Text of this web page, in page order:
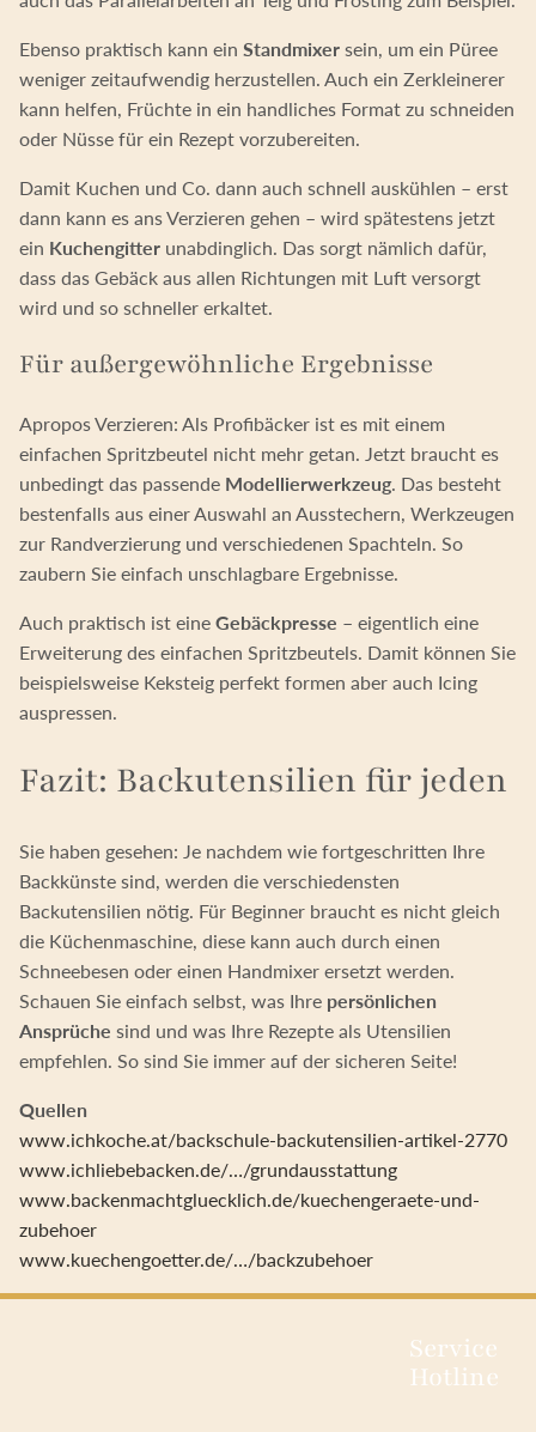
Ebenso praktisch kann ein Standmixer sein, um ein Püree
weniger zeitaufwendig herzustellen. Auch ein Zerkleinerer
kann helfen, Früchte in ein handliches Format zu schneiden
oder Nüsse für ein Rezept vorzubereiten.
Damit Kuchen und Co. dann auch schnell auskühlen – erst
dann kann es ans Verzieren gehen – wird spätestens jetzt
ein Kuchengitter unabdinglich. Das sorgt nämlich dafür,
dass das Gebäck aus allen Richtungen mit Luft versorgt
wird und so schneller erkaltet.
Für außergewöhnliche Ergebnisse
Apropos Verzieren: Als Profibäcker ist es mit einem
einfachen Spritzbeutel nicht mehr getan. Jetzt braucht es
unbedingt das passende Modellierwerkzeug. Das besteht
bestenfalls aus einer Auswahl an Ausstechern, Werkzeugen
zur Randverzierung und verschiedenen Spachteln. So
zaubern Sie einfach unschlagbare Ergebnisse.
Auch praktisch ist eine Gebäckpresse – eigentlich eine
Erweiterung des einfachen Spritzbeutels. Damit können Sie
beispielsweise Keksteig perfekt formen aber auch Icing
auspressen.
Fazit: Backutensilien für jeden
Sie haben gesehen: Je nachdem wie fortgeschritten Ihre
Backkünste sind, werden die verschiedensten
Backutensilien nötig. Für Beginner braucht es nicht gleich
die Küchenmaschine, diese kann auch durch einen
Schneebesen oder einen Handmixer ersetzt werden.
Schauen Sie einfach selbst, was Ihre persönlichen
Ansprüche sind und was Ihre Rezepte als Utensilien
empfehlen. So sind Sie immer auf der sicheren Seite!
Quellen
www.ichkoche.at/backschule-backutensilien-artikel-2770
www.ichliebebacken.de/…/grundausstattung
www.backenmachtgluecklich.de/kuechengeraete-und-
zubehoer
www.kuechengoetter.de/…/backzubehoer
Service
Hotline